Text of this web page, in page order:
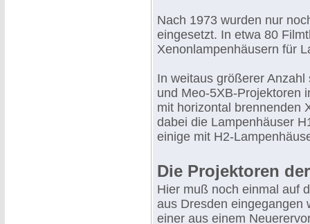
Nach 1973 wurden nur
eingesetzt. In etwa 80
Xenonlampenhäusern für
In weitaus größerer
und Meo-5XB-Projektoren
mit horizontal brennenden
dabei die Lampenhäuser
einige mit H2-
Die Projektoren
Hier muß noch einmal auf
aus Dresden eingegangen
einer aus einem